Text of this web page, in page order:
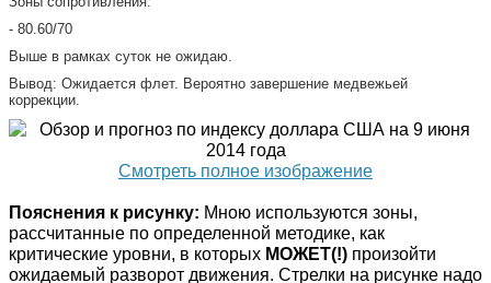
- 80.60/70
Выше в рамках суток не ожидаю.
Вывод: Ожидается флет. Вероятно завершение медвежьей
коррекции.
Смотреть полное изображение
Пояснения к рисунку: Мною используются зоны,
рассчитанные по определенной методике, как
критические уровни, в которых МОЖЕТ(!) произойти
ожидаемый разворот движения. Стрелки на рисунке надо